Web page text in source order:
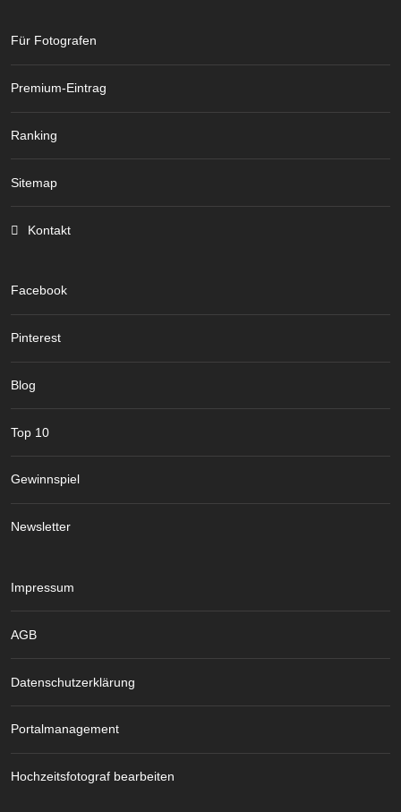
Für Fotografen
Premium-Eintrag
Ranking
Sitemap
Kontakt
Facebook
Pinterest
Blog
Top 10
Gewinnspiel
Newsletter
Impressum
AGB
Datenschutzerklärung
Portalmanagement
Hochzeitsfotograf bearbeiten